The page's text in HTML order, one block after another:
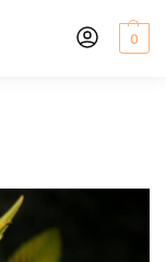
0